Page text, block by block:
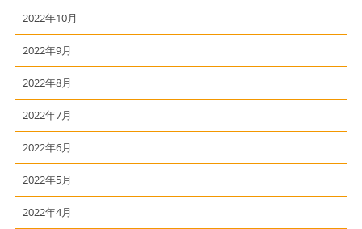
2022年10月
2022年9月
2022年8月
2022年7月
2022年6月
2022年5月
2022年4月